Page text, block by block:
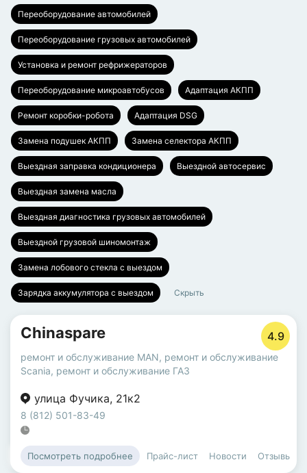
Переоборудование автомобилей
Переоборудование грузовых автомобилей
Установка и ремонт рефрижераторов
Переоборудование микроавтобусов Адаптация АКПП
Ремонт коробки-робота Адаптация DSG
Замена подушек АКПП Замена селектора АКПП
Выездная заправка кондиционера Выездной автосервис
Выездная замена масла
Выездная диагностика грузовых автомобилей
Выездной грузовой шиномонтаж
Замена лобового стекла с выездом
Зарядка аккумулятора с выездом Скрыть
Chinaspare 4.9
ремонт и обслуживание MAN, ремонт и обслуживание
Scania, ремонт и обслуживание ГАЗ
улица Фучика, 21к2
8 (812) 501-83-49
Посмотреть подробнее Прайс-лист Новости Отзывы